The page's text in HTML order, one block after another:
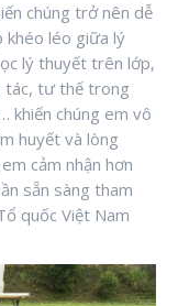
chúng trở nên dễ
khéo léo giữa lý
lý thuyết trên lớp,
tác, tư thế trong
khiến chúng em vô
huyết và lòng
cảm nhận hơn
sẵn sàng tham
quốc Việt Nam